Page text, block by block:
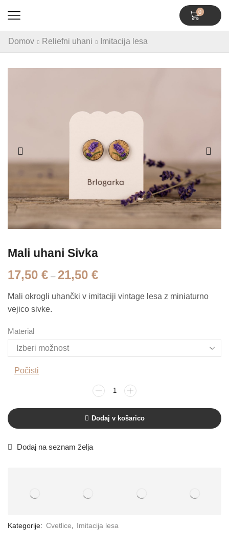
0
Domov Reliefni uhani Imitacija lesa
Mali uhani Sivka
17,50 € – 21,50 €
Mali okrogli uhančki v imitaciji vintage lesa z miniaturno
vejico sivke.
Material
Počisti
Dodaj v košarico
Dodaj na seznam želja
Kategorije: Cvetlice Imitacija lesa